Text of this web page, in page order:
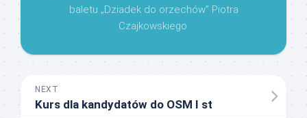
baletu „Dziadek do orzechów” Piotra
Czajkowskiego.
NEXT
Kurs dla kandydatów do OSM I st